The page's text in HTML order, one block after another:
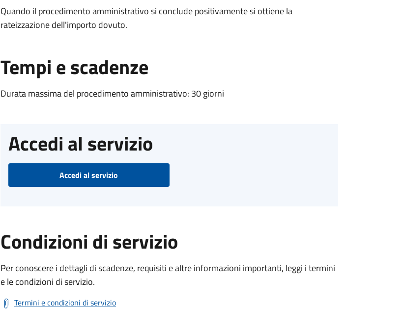
Quando il procedimento amministrativo si conclude positivamente si ottiene la
rateizzazione dell'importo dovuto.
Tempi e scadenze
Durata massima del procedimento amministrativo: 30 giorni
Accedi al servizio
Accedi al servizio
Condizioni di servizio
Per conoscere i dettagli di scadenze, requisiti e altre informazioni importanti, leggi i termini
e le condizioni di servizio.
Termini e condizioni di servizio